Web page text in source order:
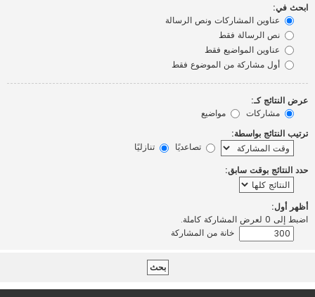
ابحث في:
عناوين المشاركات ونص الرسالة
نص الرسالة فقط
عناوين المواضيع فقط
أول مشاركة من الموضوع فقط
عرض النتائج كـ:
مشاركات
مواضيع
ترتيب النتائج بواسطة:
تصاعديًا
تنازليًا
حدد النتائج بوقت سابق:
أظهر أول:
اضبط إلى 0 لعرض المشاركة كاملة.
خانة من المشاركة